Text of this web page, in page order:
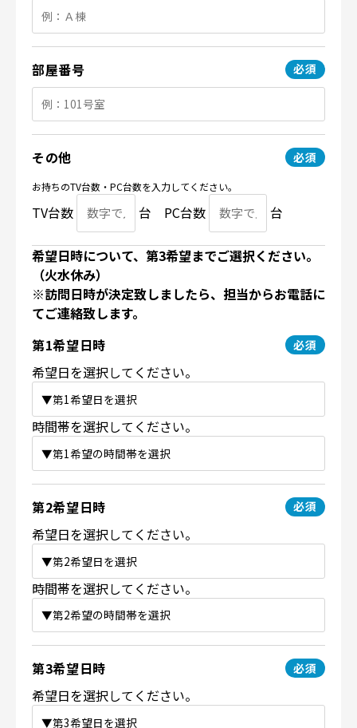
部屋番号
その他
お持ちのTV台数・PC台数を入力してください。
TV台数 台 PC台数 台
希望日時について、第3希望までご選択ください。
（火水休み）
※訪問日時が決定致しましたら、担当からお電話に
てご連絡致します。
第1希望日時
希望日を選択してください。
時間帯を選択してください。
第2希望日時
希望日を選択してください。
時間帯を選択してください。
第3希望日時
希望日を選択してください。